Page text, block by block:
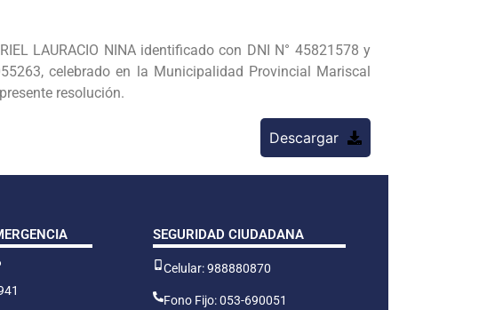
LAURACIO NINA identificado con DNI N° 45821578 y
celebrado en la Municipalidad Provincial Mariscal
resolución.
Descargar
SEGURIDAD CIUDADANA
Celular: 988880870
Fono Fijo: 053-690051